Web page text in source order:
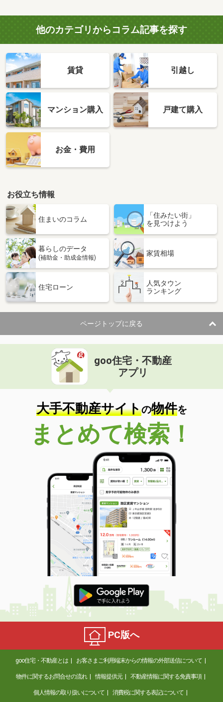
他のカテゴリからコラム記事を探す
賃貸 引越し
マンション購入 戸建て購入
お金・費用
お役立ち情報
住まいのコラム
「住みたい街」
を見つけよう
暮らしのデータ
(補助金・助成金情報)
家賃相場
住宅ローン
人気タウン
ランキング
ページトップに戻る
goo住宅・不動産
アプリ
大手不動産サイトの物件を
まとめて検索！
PC版へ
goo住宅・不動産とは お客さまご利用端末からの情報の外部送信について
物件に関するお問合せの流れ 情報提供元 不動産情報に関する免責事項
個人情報の取り扱いについて 消費税に関する表記について